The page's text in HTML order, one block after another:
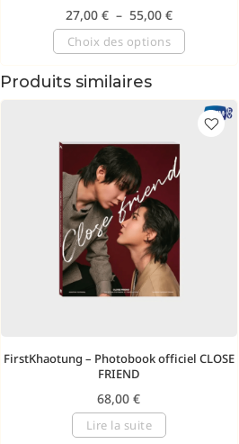
27,00 € – 55,00 €
Choix des options
Produits similaires
FirstKhaotung – Photobook officiel CLOSE
FRIEND
68,00€
Lire la suite